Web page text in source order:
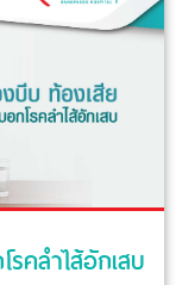
คลำไส้อักเสบ